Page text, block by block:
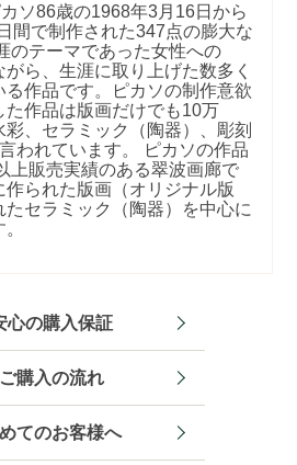
カソ86歳の1968年3月16日から
間で制作された347点の膨大な
のテーマであった女性への
がら、生涯に取り上げた数多く
作品です。ピカソの制作意欲
た作品は版画だけでも10万
、セラミック（陶器）、彫刻
われています。 ピカソの作品
上販売実績のある翠波画廊で
られた版画（オリジナル版
セラミック（陶器）を中心に
心の購入保証
ご購入の流れ
てのお客様へ